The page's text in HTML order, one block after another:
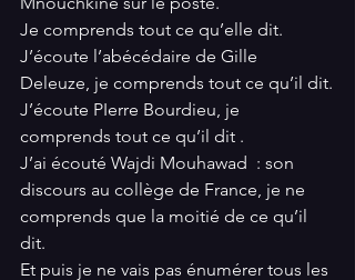
Je comprends tout ce qu’elle dit.
J’écoute l’abécédaire de Gille
Deleuze, je comprends tout ce qu’il dit.
J’écoute PIerre Bourdieu, je
comprends tout ce qu’il dit .
J’ai écouté Wajdi Mouhawad  : son
discours au collège de France, je ne
comprends que la moitié de ce qu’il
dit.
Et puis je ne vais pas énumérer tous les